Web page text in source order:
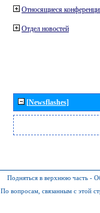
Относящиеся
Отдел новостей
[Newsflashes]
Подняться в верхнюю часть -
По вопросам, связанным с этой